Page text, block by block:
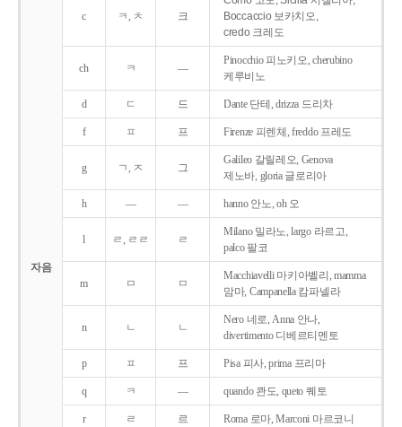
자음
c ㅋ, ㅊ 크
Boccaccio 보카치오,
credo 크레도
ch ㅋ ―
Pinocchio 피노키오, cherubino
케루비노
d ㄷ 드 Dante 단테, drizza 드리차
f ㅍ 프 Firenze 피렌체, freddo 프레도
g ㄱ, ㅈ 그
Galileo 갈릴레오, Genova
제노바, gloria 글로리아
h ― ― hanno 안노, oh 오
l ㄹ, ㄹㄹ ㄹ
Milano 밀라노, largo 라르고,
palco 팔코
m ㅁ ㅁ
Macchiavelli 마키아벨리, mamma
맘마, Campanella 캄파넬라
n ㄴ ㄴ
Nero 네로, Anna 안나,
divertimento 디베르티멘토
p ㅍ 프 Pisa 피사, prima 프리마
q ㅋ ― quando 콴도, queto 퀘토
r ㄹ 르 Roma 로마, Marconi 마르코니